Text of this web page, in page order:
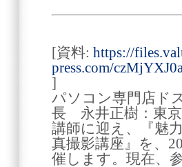
[資料: https://
press.com/
]
パソコン専門店ド
長 永井正樹：東京
講師に迎え、『魅
真撮影講座』を、
催します。現在、